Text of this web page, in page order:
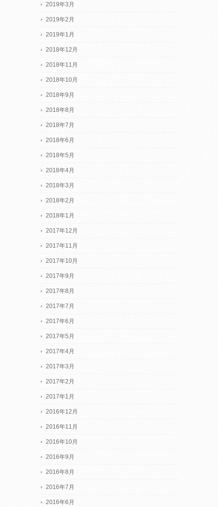
2019年3月
2019年2月
2019年1月
2018年12月
2018年11月
2018年10月
2018年9月
2018年8月
2018年7月
2018年6月
2018年5月
2018年4月
2018年3月
2018年2月
2018年1月
2017年12月
2017年11月
2017年10月
2017年9月
2017年8月
2017年7月
2017年6月
2017年5月
2017年4月
2017年3月
2017年2月
2017年1月
2016年12月
2016年11月
2016年10月
2016年9月
2016年8月
2016年7月
2016年6月